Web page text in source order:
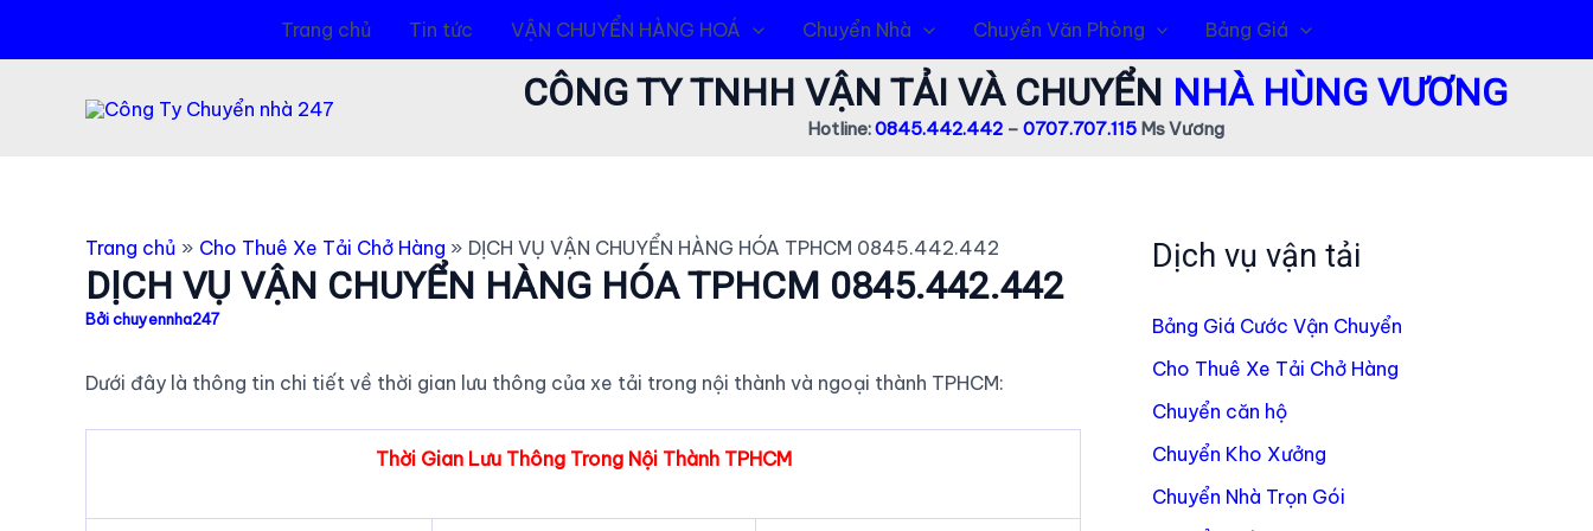
Trang chủ Tin tức VẬN CHUYỂN HÀNG HOÁ Chuyển Nhà Chuyển Văn Phòng Bảng Giá
CÔNG TY TNHH VẬN TẢI VÀ CHUYỂN NHÀ HÙNG VƯƠNG
Hotline:0845.442.442– 0707.707.115Ms Vương
Trang chủ Cho Thuê Xe Tải Chở Hàng DỊCH VỤ VẬN CHUYỂN HÀNG HÓA TPHCM 0845.442.442
DỊCH VỤ VẬN CHUYỂN HÀNG HÓA TPHCM 0845.442.442
Bởichuyennha247
Dưới đây là thông tin chi tiết về thời gian lưu thông của xe tải trong nội thành và ngoại thành TPHCM:
Thời Gian Lưu Thông Trong Nội Thành TPHCM
Dịch vụ vận tải
Bảng Giá Cước Vận Chuyển
Cho Thuê Xe Tải Chở Hàng
Chuyển căn hộ
Chuyển Kho Xưởng
Chuyển Nhà Trọn Gói